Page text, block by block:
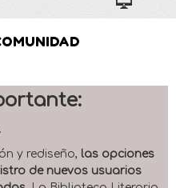
y rediseño, las opciones
de nuevos usuarios